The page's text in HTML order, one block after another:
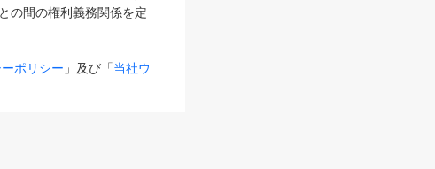
の間の権利義務関係を定
ポリシー 」及び「当社ウ